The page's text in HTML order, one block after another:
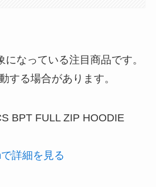
なっている注目商品です。
する場合があります。
BPT FULL ZIP HOODIE
詳細を見る